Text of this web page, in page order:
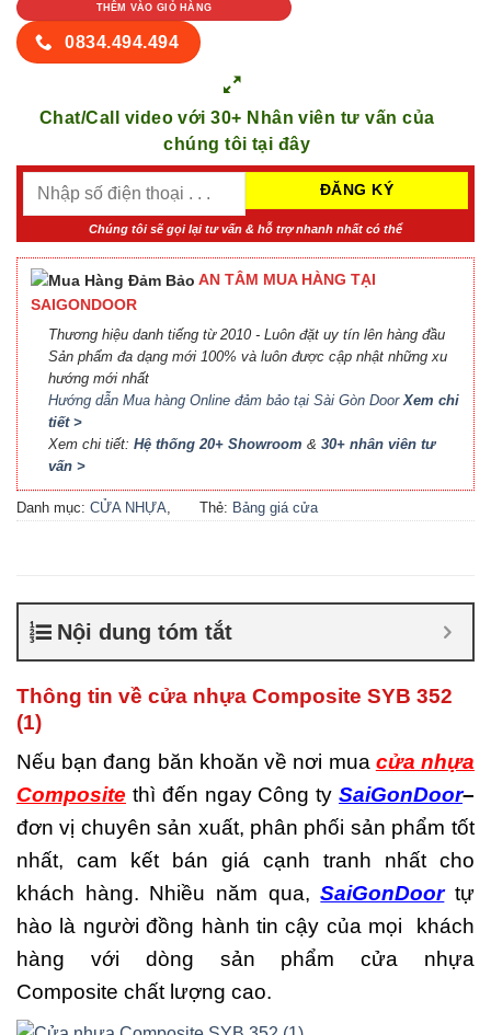
THÊM VÀO GIỎ HÀNG
0834.494.494
Chat/Call video với 30+ Nhân viên tư vấn của
chúng tôi tại đây
Chúng tôi sẽ gọi lại tư vấn & hỗ trợ nhanh nhất có thể
AN TÂM MUA HÀNG TẠI
SAIGONDOOR
Thương hiệu danh tiếng từ 2010 - Luôn đặt uy tín lên hàng đầu
Sản phẩm đa dạng mới 100% và luôn được cập nhật những xu
hướng mới nhất
Hướng dẫn Mua hàng Online đảm bảo tại Sài Gòn DoorXem chi
tiết >
Xem chi tiết: Hệ thống 20+ Showroom & 30+ nhân viên tư
vấn >
Danh mục: CỬA NHỰA,
Thẻ: Bảng giá cửa
nhiêu
là gì,
TPHCM,Cửa nhựa gỗ
Đánh giá cửa nhựa
nhựa giả gỗ chất lượng
Nhược điểm của nhựa
composite,Nơi bán cửa
nhựa Composite
Nơi bán
cửa nhựa Composite uy tín,
Sản xuất cửa nhựa
Nội dung tóm tắt
Thông tin về cửa nhựa Composite SYB 352
(1)
Nếu bạn đang băn khoăn về nơi mua cửa nhựa
Composite thì đến ngay Công ty SaiGonDoor–
đơn vị chuyên sản xuất, phân phối sản phẩm tốt
nhất, cam kết bán giá cạnh tranh nhất cho
khách hàng. Nhiều năm qua,SaiGonDoortự
hào là người đồng hành tin cậy của mọi khách
hàng với dòng sản phẩm cửa nhựa
Composite chất lượng cao.